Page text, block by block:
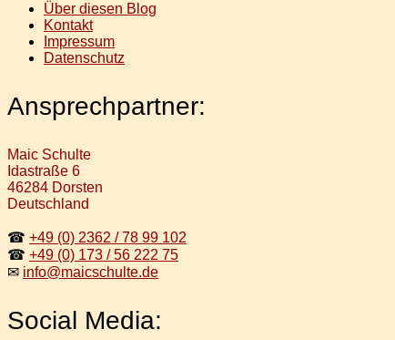
Über diesen Blog
Kontakt
Impressum
Datenschutz
Ansprechpartner:
Maic Schulte
Idastraße 6
46284 Dorsten
Deutschland
☎ +49 (0) 2362 / 78 99 102
☎ +49 (0) 173 / 56 222 75
✉ info@maicschulte.de
Social Media: